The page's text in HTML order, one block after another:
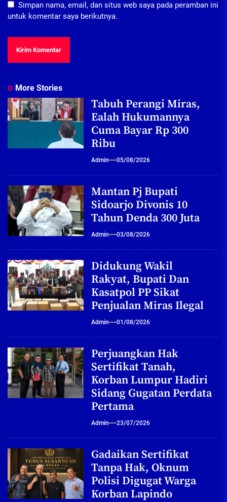
Simpan nama, email, dan situs web saya pada peramban ini
untuk komentar saya berikutnya.
More Stories
Tabuh Perangi Miras,
Ealah Hukumannya
Cuma Bayar Rp 300
Ribu
Admin 05/08/2026
Mantan Pj Bupati
Sidoarjo Divonis 10
Tahun Denda 300 Juta
Admin 03/08/2026
Didukung Wakil
Rakyat, Bupati Dan
Kasatpol PP Sikat
Penjualan Miras Ilegal
Admin 01/08/2026
Perjuangkan Hak
Sertifikat Tanah,
Korban Lumpur Hadiri
Sidang Gugatan Perdata
Pertama
Admin 23/07/2026
Gadaikan Sertifikat
Tanpa Hak, Oknum
Polisi Digugat Warga
Korban Lapindo